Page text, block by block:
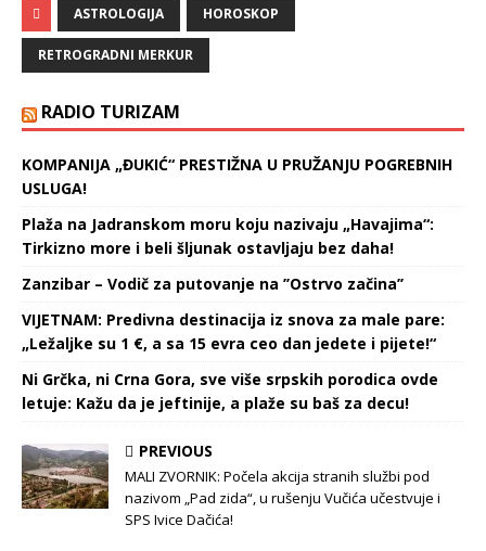
ASTROLOGIJA HOROSKOP
RETROGRADNI MERKUR
RADIO TURIZAM
KOMPANIJA „ĐUKIĆ“ PRESTIŽNA U PRUŽANJU POGREBNIH
USLUGA!
Plaža na Jadranskom moru koju nazivaju „Havajima“:
Tirkizno more i beli šljunak ostavljaju bez daha!
Zanzibar – Vodič za putovanje na ’’Ostrvo začina’’
VIJETNAM: Predivna destinacija iz snova za male pare:
„Ležaljke su 1 €, a sa 15 evra ceo dan jedete i pijete!“
Ni Grčka, ni Crna Gora, sve više srpskih porodica ovde
letuje: Kažu da je jeftinije, a plaže su baš za decu!
PREVIOUS
MALI ZVORNIK: Počela akcija stranih službi pod
nazivom „Pad zida“, u rušenju Vučića učestvuje i
SPS Ivice Dačića!